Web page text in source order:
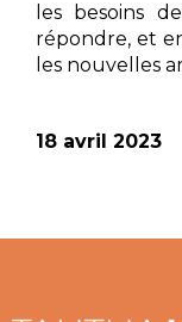
les besoins
répondre, et
les nouvelles
18 avril 2023